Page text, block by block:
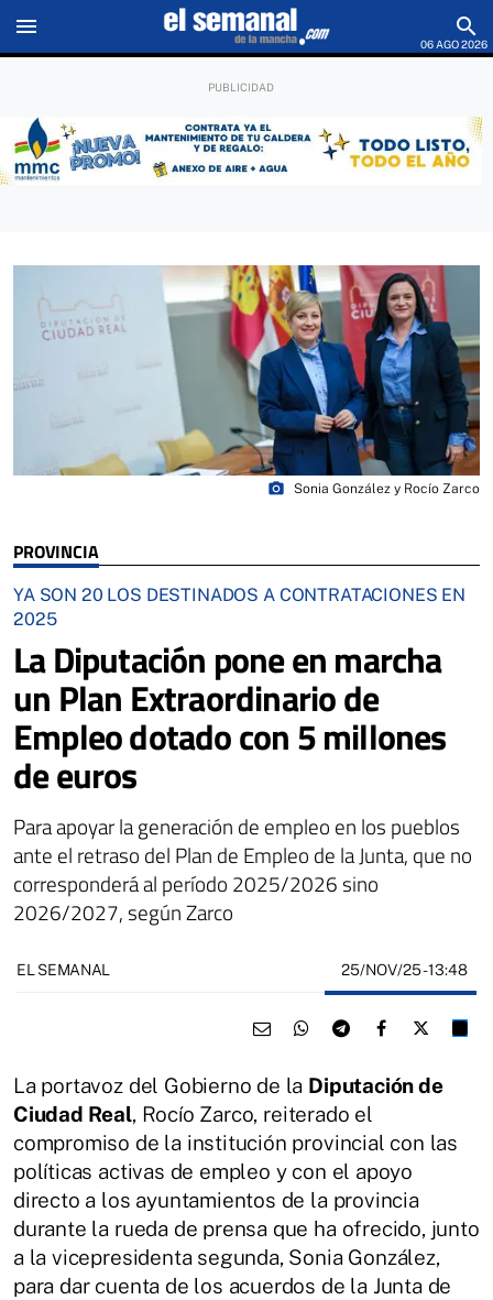
menu search
06 AGO 2026
PROVINCIA
YA SON 20 LOS DESTINADOS A CONTRATACIONES EN
2025
La Diputación pone en marcha
un Plan Extraordinario de
Empleo dotado con 5 millones
de euros
Para apoyar la generación de empleo en los pueblos
ante el retraso del Plan de Empleo de la Junta, que no
corresponderá al período 2025/2026 sino
2026/2027, según Zarco
photo_camera Sonia González y Rocío Zarco
EL SEMANAL 25/NOV/25- 13:48
La portavoz del Gobierno de la Diputación de
Ciudad Real, Rocío Zarco, reiterado el
compromiso de la institución provincial con las
políticas activas de empleo y con el apoyo
directo a los ayuntamientos de la provincia
durante la rueda de prensa que ha ofrecido, junto
a la vicepresidenta segunda, Sonia González,
para dar cuenta de los acuerdos de la Junta de